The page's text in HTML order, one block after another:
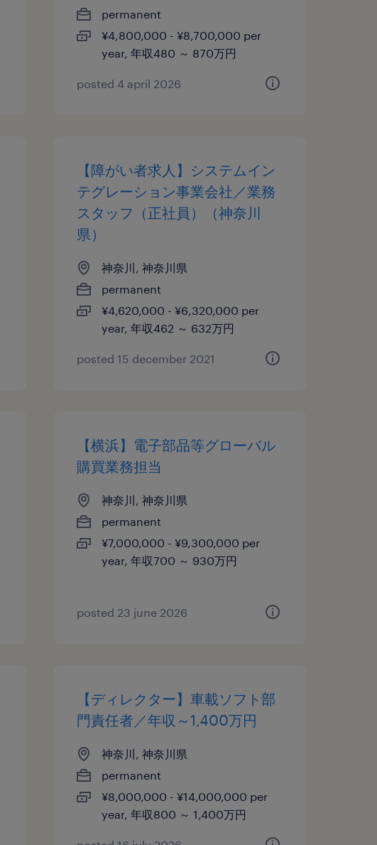
permanent
¥4,800,000 - ¥8,700,000 per
year, 年収480 ～ 870万円
posted 4 april 2026
【障がい者求人】システムイン
テグレーション事業会社／業務
スタッフ（正社員）（神奈川
県）
神奈川, 神奈川県
permanent
¥4,620,000 - ¥6,320,000 per
year, 年収462 ～ 632万円
posted 15 december 2021
【横浜】電子部品等グローバル
購買業務担当
神奈川, 神奈川県
permanent
¥7,000,000 - ¥9,300,000 per
year, 年収700 ～ 930万円
posted 23 june 2026
【ディレクター】車載ソフト部
門責任者／年収～1,400万円
神奈川, 神奈川県
permanent
¥8,000,000 - ¥14,000,000 per
year, 年収800 ～ 1,400万円